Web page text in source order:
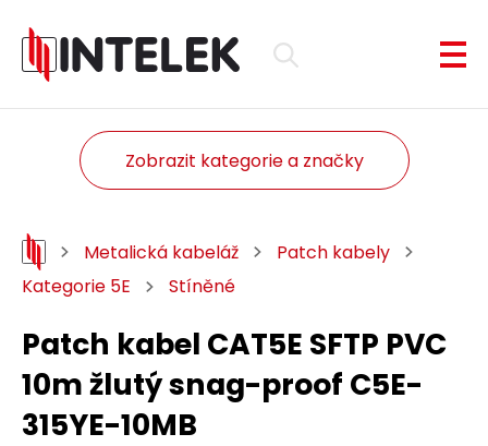
Zobrazit kategorie a značky
Metalická kabeláž
Patch kabely
Kategorie 5E
Stíněné
Patch kabel CAT5E SFTP PVC
10m žlutý snag-proof C5E-
315YE-10MB